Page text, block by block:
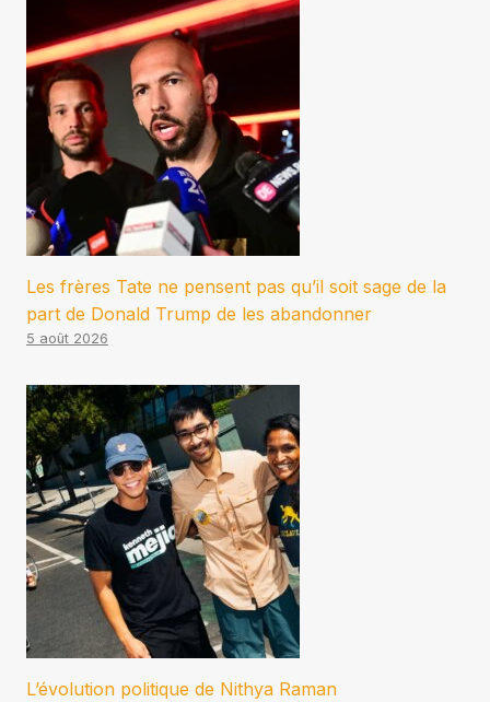
Les frères Tate ne pensent pas qu’il soit sage de la
part de Donald Trump de les abandonner
5 août 2026
L’évolution politique de Nithya Raman